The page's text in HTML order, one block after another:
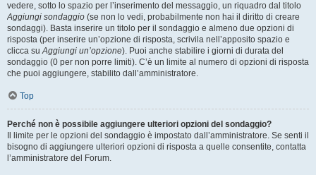
vedere, sotto lo spazio per l’inserimento del messaggio, un riquadro dal titolo
Aggiungi sondaggio (se non lo vedi, probabilmente non hai il diritto di creare
sondaggi). Basta inserire un titolo per il sondaggio e almeno due opzioni di
risposta (per inserire un’opzione di risposta, scrivila nell’apposito spazio e
clicca suAggiungi un’opzione). Puoi anche stabilire i giorni di durata del
sondaggio (0 per non porre limiti). C’è un limite al numero di opzioni di risposta
che puoi aggiungere, stabilito dall’amministratore.
Top
Perché non è possibile aggiungere ulteriori opzioni del sondaggio?
Il limite per le opzioni del sondaggio è impostato dall’amministratore. Se senti il
bisogno di aggiungere ulteriori opzioni di risposta a quelle consentite, contatta
l’amministratore del Forum.